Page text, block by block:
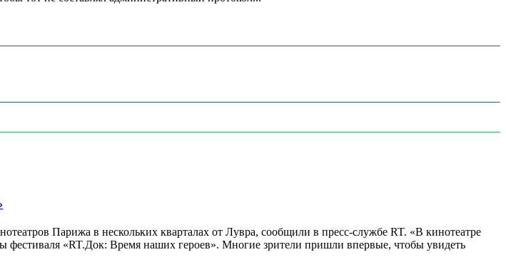
Парижа в нескольких кварталах от Лувра, сообщили в пресс-службе RT. «В кинотеатре
фестиваля «RT.Док: Время наших героев». Многие зрители пришли впервые, чтобы увидеть